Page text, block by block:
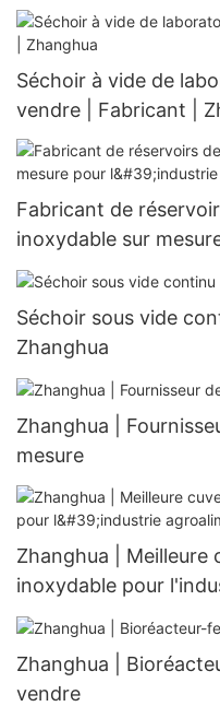
Séchoir à vide de
vendre | Fabricant |
Fabricant de
inoxydable sur
pharmaceutique |
Séchoir sous vide
Zhanghua
Zhanghua |
mesure
Zhanghua | Meilleure
inoxydable pour
Zhanghua |
vendre